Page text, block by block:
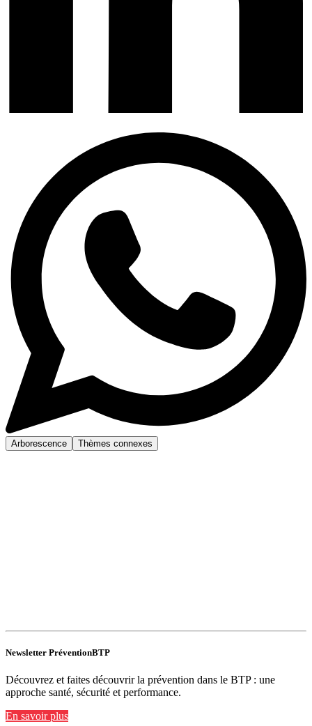
Arborescence Thèmes connexes
Newsletter PréventionBTP
Découvrez et faites découvrir la prévention dans le BTP : une
approche santé, sécurité et performance.
En savoir plus